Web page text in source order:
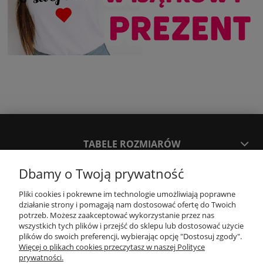
TABELE ROZMIARÓW
SPOSOBY PŁATNOŚCI ORAZ CZAS I KOSZTY DOSTAWY
DOSTAWY
KONTAKT
WYMIANA / ZWROTY / REKLAMACJE
Dbamy o Twoją prywatność
Pliki cookies i pokrewne im technologie umożliwiają poprawne
działanie strony i pomagają nam dostosować ofertę do Twoich
potrzeb. Możesz zaakceptować wykorzystanie przez nas
wszystkich tych plików i przejść do sklepu lub dostosować użycie
plików do swoich preferencji, wybierając opcję "Dostosuj zgody".
Więcej o plikach cookies przeczytasz w naszej Polityce
prywatności.